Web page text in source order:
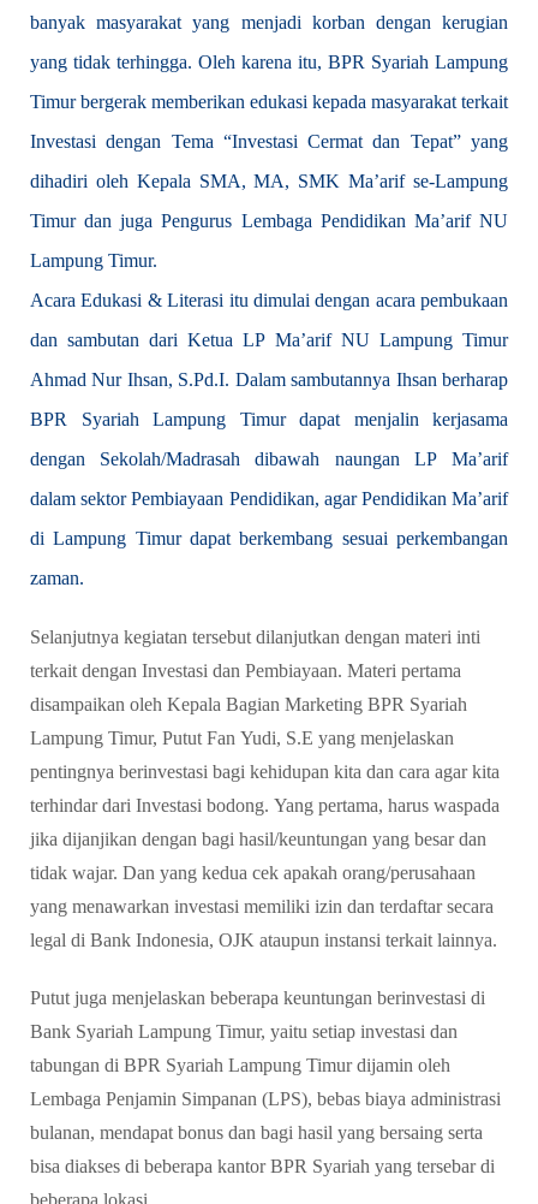
banyak masyarakat yang menjadi korban dengan kerugian
yang tidak terhingga. Oleh karena itu, BPR Syariah Lampung
Timur bergerak memberikan edukasi kepada masyarakat terkait
Investasi dengan Tema “Investasi Cermat dan Tepat” yang
dihadiri oleh Kepala SMA, MA, SMK Ma’arif se-Lampung
Timur dan juga Pengurus Lembaga Pendidikan Ma’arif NU
Lampung Timur.
Acara Edukasi & Literasi itu dimulai dengan acara pembukaan
dan sambutan dari Ketua LP Ma’arif NU Lampung Timur
Ahmad Nur Ihsan, S.Pd.I. Dalam sambutannya Ihsan berharap
BPR Syariah Lampung Timur dapat menjalin kerjasama
dengan Sekolah/Madrasah dibawah naungan LP Ma’arif
dalam sektor Pembiayaan Pendidikan, agar Pendidikan Ma’arif
di Lampung Timur dapat berkembang sesuai perkembangan
zaman.
Selanjutnya kegiatan tersebut dilanjutkan dengan materi inti
terkait dengan Investasi dan Pembiayaan. Materi pertama
disampaikan oleh Kepala Bagian Marketing BPR Syariah
Lampung Timur, Putut Fan Yudi, S.E yang menjelaskan
pentingnya berinvestasi bagi kehidupan kita dan cara agar kita
terhindar dari Investasi bodong. Yang pertama, harus waspada
jika dijanjikan dengan bagi hasil/keuntungan yang besar dan
tidak wajar. Dan yang kedua cek apakah orang/perusahaan
yang menawarkan investasi memiliki izin dan terdaftar secara
legal di Bank Indonesia, OJK ataupun instansi terkait lainnya.
Putut juga menjelaskan beberapa keuntungan berinvestasi di
Bank Syariah Lampung Timur, yaitu setiap investasi dan
tabungan di BPR Syariah Lampung Timur dijamin oleh
Lembaga Penjamin Simpanan (LPS), bebas biaya administrasi
bulanan, mendapat bonus dan bagi hasil yang bersaing serta
bisa diakses di beberapa kantor BPR Syariah yang tersebar di
beberapa lokasi.